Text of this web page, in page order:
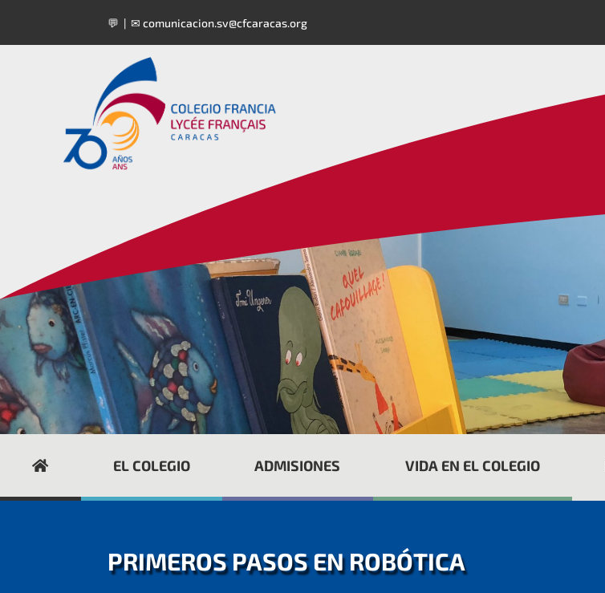
💬 | ✉comunicacion.sv@cfcaracas.org
EL COLEGIO ADMISIONES VIDA EN EL COLEGIO
PRIMEROS PASOS EN ROBÓTICA